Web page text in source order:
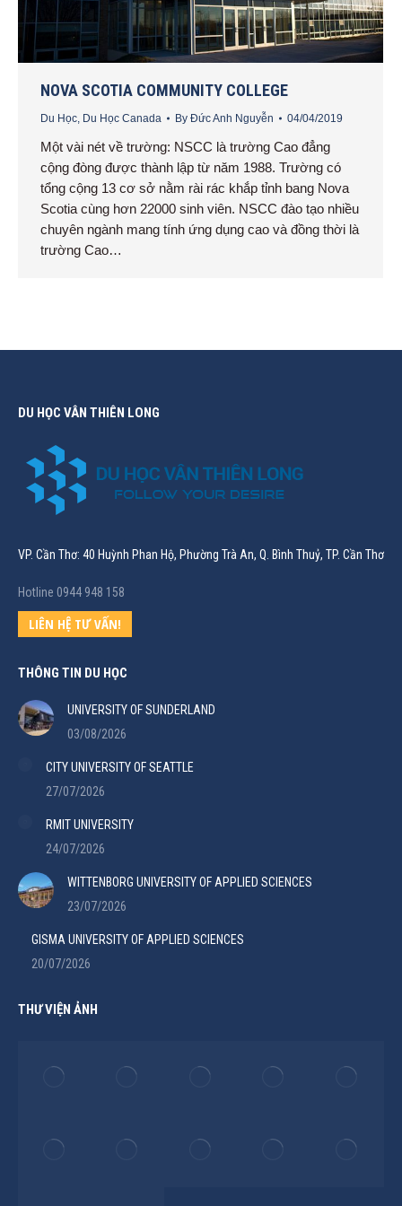
NOVA SCOTIA COMMUNITY COLLEGE
Du Học, Du Học Canada By Đức Anh Nguyễn 04/04/2019
Một vài nét về trường: NSCC là trường Cao đẳng
cộng đòng được thành lập từ năm 1988. Trường có
tổng cộng 13 cơ sở nằm rài rác khắp tỉnh bang Nova
Scotia cùng hơn 22000 sinh viên. NSCC đào tạo nhiều
chuyên ngành mang tính ứng dụng cao và đồng thời là
trường Cao…
DU HỌC VÂN THIÊN LONG
VP. Cần Thơ: 40 Huỳnh Phan Hộ, Phường Trà An, Q. Bình Thuỷ, TP. Cần Thơ
Hotline 0944 948 158
LIÊN HỆ TƯ VẤN!
THÔNG TIN DU HỌC
UNIVERSITY OF SUNDERLAND
03/08/2026
CITY UNIVERSITY OF SEATTLE
27/07/2026
RMIT UNIVERSITY
24/07/2026
WITTENBORG UNIVERSITY OF APPLIED SCIENCES
23/07/2026
GISMA UNIVERSITY OF APPLIED SCIENCES
20/07/2026
THƯ VIỆN ẢNH